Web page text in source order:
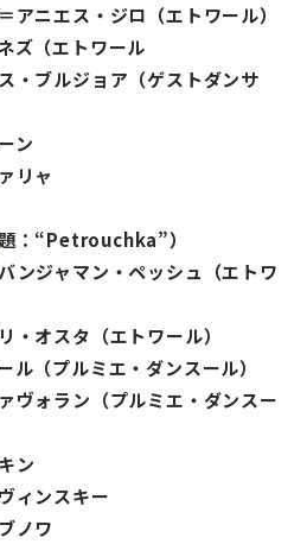
アニエス・ジロ（エトワール）
ズ（エトワール
・ブルジョア（ゲストダンサ
ン
リャ
：“Petrouchka”）
ンジャマン・ペッシュ（エトワ
・オスタ（エトワール）
ル（プルミエ・ダンスール）
ヴォラン（プルミエ・ダンスー
ン
ィンスキー
ノワ